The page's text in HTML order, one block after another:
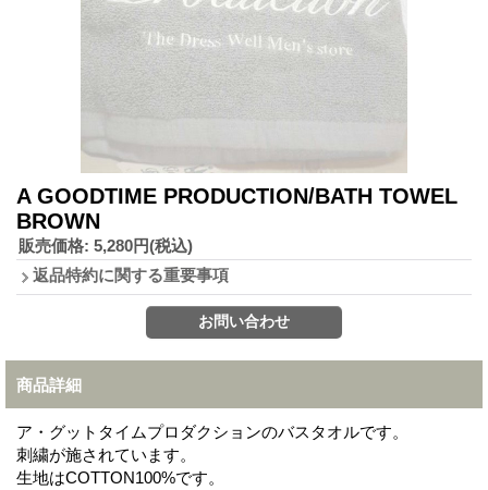
A GOODTIME PRODUCTION/BATH TOWEL
BROWN
販売価格: 5,280円(税込)
返品特約に関する重要事項
商品詳細
ア・グットタイムプロダクションのバスタオルです。
刺繍が施されています。
生地はCOTTON100%です。